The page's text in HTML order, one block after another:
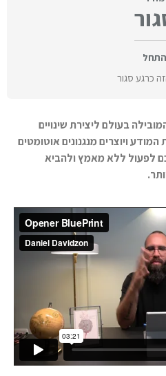
התחל
כרגע סגור
בעולם ליצירת שינויים
ויוצרים מנגנונים אוטומטים
לפעול ללא מאמץ ולהביא